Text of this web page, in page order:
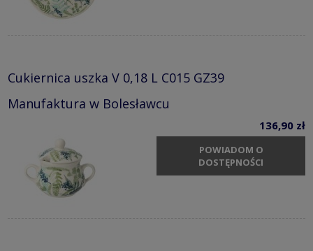
Cukiernica uszka V 0,18 L C015 GZ39
Manufaktura w Bolesławcu
136,90 zł
POWIADOM O
DOSTĘPNOŚCI